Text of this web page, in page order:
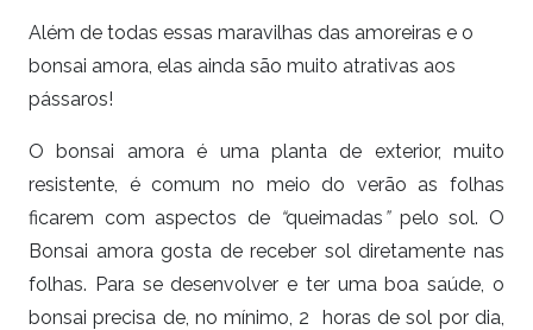
Além de todas essas maravilhas das amoreiras e o
bonsai amora, elas ainda são muito atrativas aos
pássaros!
O bonsai amora é uma planta de exterior, muito
resistente, é comum no meio do verão as folhas
ficarem com aspectos de “queimadas ” pelo sol. O
Bonsai amora gosta de receber sol diretamente nas
folhas. Para se desenvolver e ter uma boa saúde, o
bonsai precisa de, no mínimo, 2 horas de sol por dia,